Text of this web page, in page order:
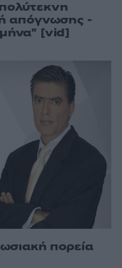
απόγνωσης -
[vid]
πορεία